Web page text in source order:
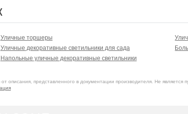
Уличные торшеры
Уличные декоративные светильники для сада
Напольные уличные декоративные светильники
описания, представленного в документации производителя. Не